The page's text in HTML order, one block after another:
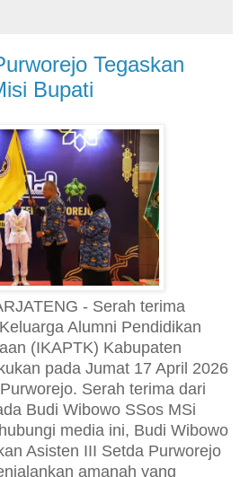
Tegaskan
Bupati
- Serah terima
Alumni Pendidikan
(IKAPTK) Kabupaten
pada Jumat 17 April 2026
Serah terima dari
Budi Wibowo SSos MSi
media ini, Budi Wibowo
Asisten III Setda Purworejo
amanah yang